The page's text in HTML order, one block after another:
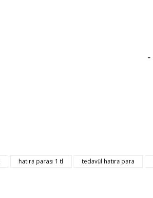
-
hatıra parası 1 tl tedavül hatıra para